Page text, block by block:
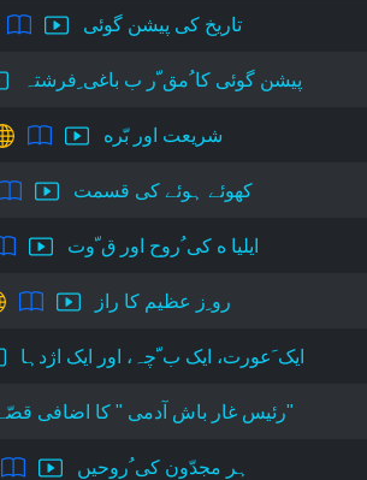
تاریخ کی پیشن گوئی
پیشن گوئی کا ُمق ّر ب باغی ِفرشتہ
شریعت اور بّره
کھوئے ہوئے کی قسمت
ایلیا ه کی ُروح اور ق ّوت
رو ِز عظیم کا راز
ایک َعورت، ایک ب ّچہ، اور ایک اژدہا
"رئیس غار باش آدمی " کا اضافی
ہر مجدّون کی ُروحیں